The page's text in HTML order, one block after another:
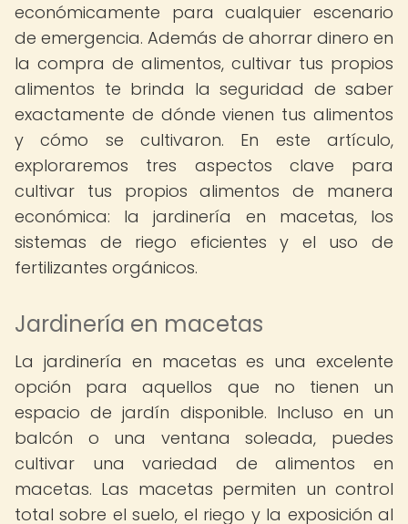
económicamente para cualquier escenario
de emergencia. Además de ahorrar dinero en
la compra de alimentos, cultivar tus propios
alimentos te brinda la seguridad de saber
exactamente de dónde vienen tus alimentos
y cómo se cultivaron. En este artículo,
exploraremos tres aspectos clave para
cultivar tus propios alimentos de manera
económica: la jardinería en macetas, los
sistemas de riego eficientes y el uso de
fertilizantes orgánicos.
Jardinería en macetas
La jardinería en macetas es una excelente
opción para aquellos que no tienen un
espacio de jardín disponible. Incluso en un
balcón o una ventana soleada, puedes
cultivar una variedad de alimentos en
macetas. Las macetas permiten un control
total sobre el suelo, el riego y la exposición al